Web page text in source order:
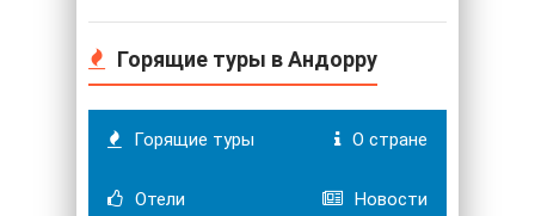
Горящие туры в Андорру
Горящие туры О стране
Отели Новости